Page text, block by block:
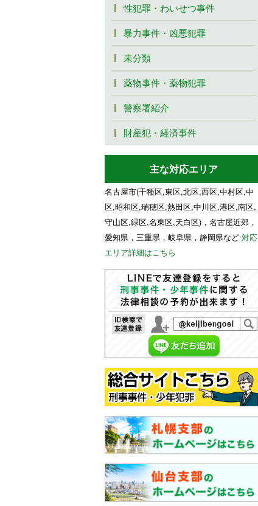
性犯罪・わいせつ事件
暴力事件・凶悪犯罪
未分類
薬物事件・薬物犯罪
警察署紹介
財産犯・経済事件
主な対応エリア
名古屋市(千種区,東区,北区,西区,中村区,中
区,昭和区,瑞穂区,熱田区,中川区,港区,南区,
守山区,緑区,名東区,天白区)，名古屋近郊，
愛知県，三重県，岐阜県，静岡県など 対応
エリア詳細はこちら